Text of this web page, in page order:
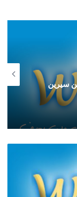
سيرين